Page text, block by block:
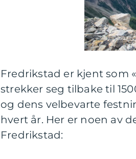
Fredrikstad er kjent som
strekker seg tilbake til
og dens velbevarte
hvert år. Her er noen av
Fredrikstad: